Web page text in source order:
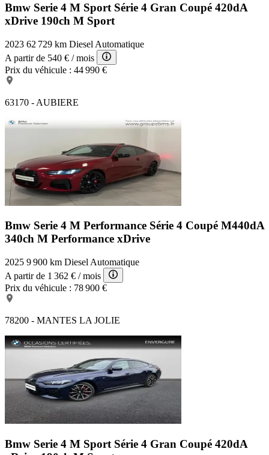
Bmw Serie 4 M Sport Série 4 Gran Coupé 420dA
xDrive 190ch M Sport
2023 62 729 km Diesel Automatique
A partir de 540 € / mois
Prix du véhicule : 44 990 €
63170 - AUBIERE
Bmw Serie 4 M Performance Série 4 Coupé M440dA
340ch M Performance xDrive
2025 9 900 km Diesel Automatique
A partir de 1 362 € / mois
Prix du véhicule : 78 900 €
78200 - MANTES LA JOLIE
Bmw Serie 4 M Sport Série 4 Gran Coupé 420dA